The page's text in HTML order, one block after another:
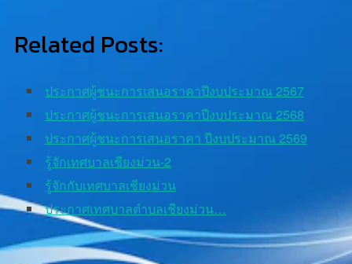
Related Posts:
ประกาศผู้ชนะการเสนอราคาปีงบประมาณ 2567
ประกาศผู้ชนะการเสนอราคาปีงบประมาณ 2568
ประกาศผู้ชนะการเสนอราคา ปีงบประมาณ 2569
รู้จักเทศบาลเชียงม่วน-2
รู้จักกับเทศบาลเชียงม่วน
ประกาศเทศบาลตำบลเชียงม่วน…